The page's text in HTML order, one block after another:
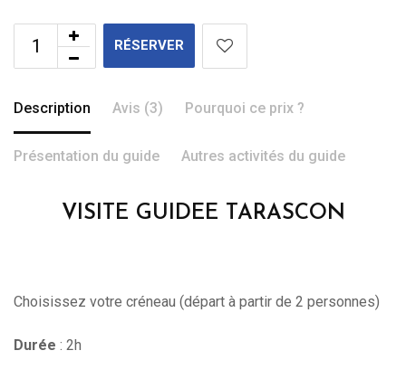
RÉSERVER
Description Avis (3) Pourquoi ce prix ?
Présentation du guide Autres activités du guide
VISITE GUIDEE TARASCON
Choisissez votre créneau (départ à partir de 2 personnes)
Durée : 2h